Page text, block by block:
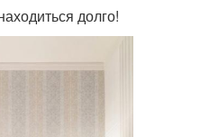
долго!